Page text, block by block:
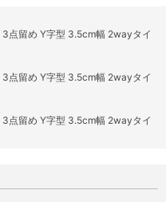
3点留め Y字型 3.5cm幅 2wayタイ
3点留め Y字型 3.5cm幅 2wayタイ
3点留め Y字型 3.5cm幅 2wayタイ